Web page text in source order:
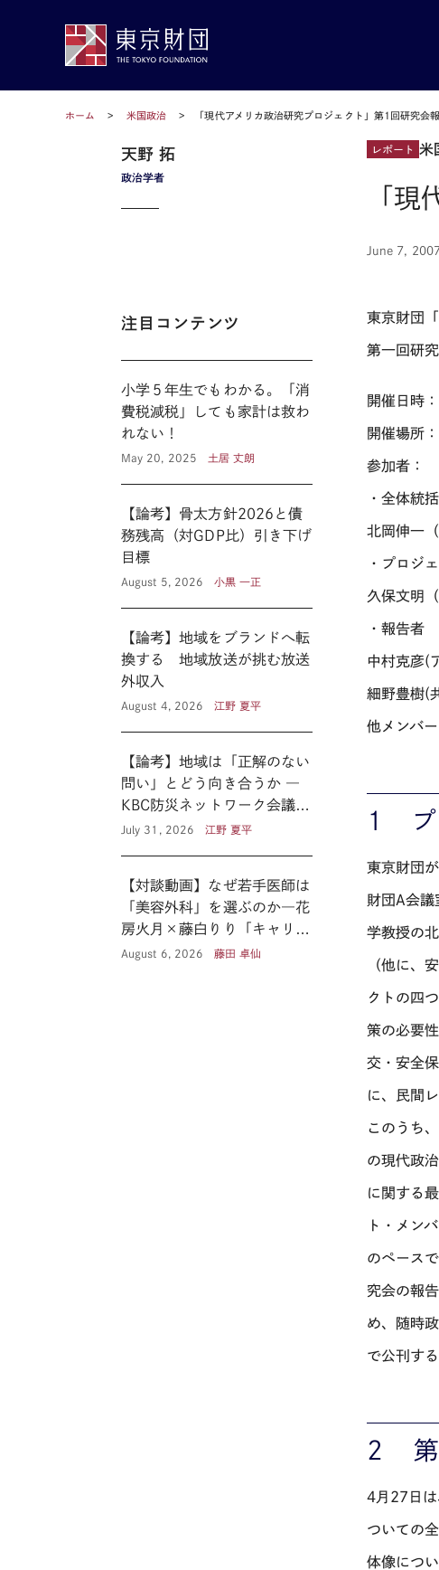
ホーム 米国政治 「現代アメリカ政治研究プロジェクト」第1回研究会
レポート 米
「
June 7,
東京財団
第一回研
開催日時
開催場所
参加者：
・全体統
北岡伸一
・プロジ
久保文明
・報告者
中村克彦(
細野豊樹(
他メンバ
１ プ
東京財団
財団A会
学教授の
（他に、
クトの四
策の必要
交・安全
に、民間
このうち
の現代政
に関する
ト・メン
のペース
究会の報
め、随時
で公刊す
２ 第
4月27日は
ついての
体像につ
政治学者
天野 拓
注目コンテンツ
小学５年生でもわかる。「消
費税減税」しても家計は救わ
れない！
May 20, 2025 土居 丈朗
【論考】骨太方針2026と債
務残高（対GDP比）引き下げ
目標
August 5, 2026 小黒 一正
【論考】地域をブランドへ転
換する 地域放送が挑む放送
外収入
August 4, 2026 江野 夏平
【論考】地域は「正解のない
問い」とどう向き合うか ―
KBC防災ネットワーク会議に
見る新たな公共性 ―
July 31, 2026 江野 夏平
【対談動画】なぜ若手医師は
「美容外科」を選ぶのか―花
房火月×藤白りり「キャリア
の選択と覚悟」
August 6, 2026 藤田 卓仙